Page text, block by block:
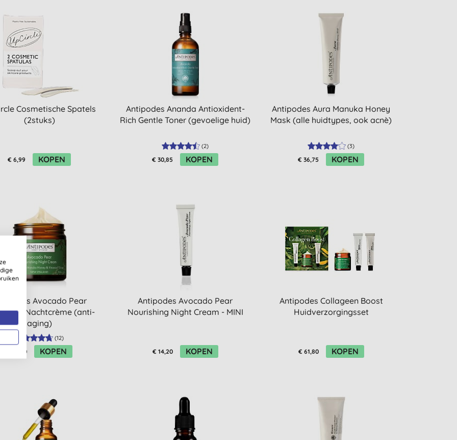
Cosmetische Spatels
(2stuks)
€ 6,99 KOPEN
Antipodes Ananda Antioxident-
Rich Gentle Toner (gevoelige huid)
(2)
€ 30,85 KOPEN
Antipodes Aura Manuka Honey
Mask (alle huidtypes, ook acnè)
(3)
€ 36,75 KOPEN
Avocado Pear
Nachtcrème (anti-
aging)
(12)
€ 51,50 KOPEN
Antipodes Avocado Pear
Nourishing Night Cream - MINI
€ 14,20 KOPEN
Antipodes Collageen Boost
Huidverzorgingsset
€ 61,80 KOPEN